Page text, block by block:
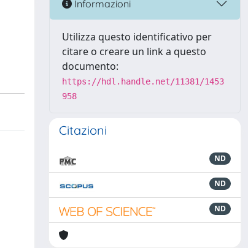
Informazioni
Utilizza questo identificativo per
citare o creare un link a questo
documento:
https://hdl.handle.net/11381/1453
958
Citazioni
ND
ND
ND